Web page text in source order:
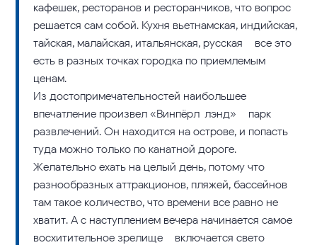
кафешек, ресторанов и ресторанчиков, что вопрос
решается сам собой. Кухня вьетнамская, индийская,
тайская, малайская, итальянская, русская – все это
есть в разных точках городка по приемлемым
ценам.
Из достопримечательностей наибольшее
впечатление произвел «Винпёрл-лэнд» – парк
развлечений. Он находится на острове, и попасть
туда можно только по канатной дороге.
Желательно ехать на целый день, потому что
разнообразных аттракционов, пляжей, бассейнов
там такое количество, что времени все равно не
хватит. А с наступлением вечера начинается самое
восхитительное зрелище – включается свето-